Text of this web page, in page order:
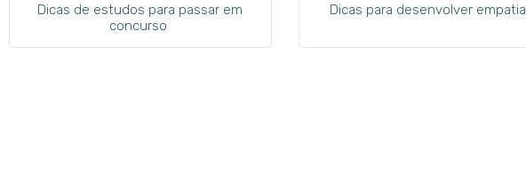
Dicas de estudos para passar em
concurso
Dicas para desenvolver empatia